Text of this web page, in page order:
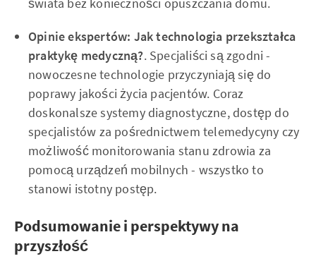
Opinie ekspertów: Jak technologia przekształca
praktykę medyczną?. Specjaliści są zgodni -
nowoczesne technologie przyczyniają się do
poprawy jakości życia pacjentów. Coraz
doskonalsze systemy diagnostyczne, dostęp do
specjalistów za pośrednictwem telemedycyny czy
możliwość monitorowania stanu zdrowia za
pomocą urządzeń mobilnych - wszystko to
stanowi istotny postęp.
Podsumowanie i perspektywy na
przyszłość